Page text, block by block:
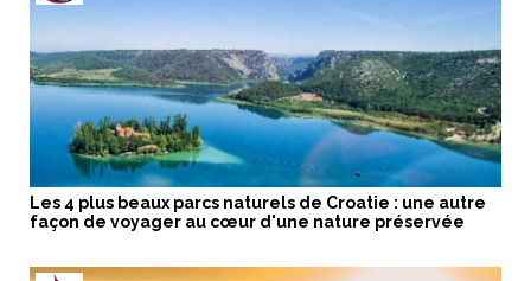
Les 4 plus beaux parcs naturels de Croatie : une autre
façon de voyager au cœur d'une nature préservée